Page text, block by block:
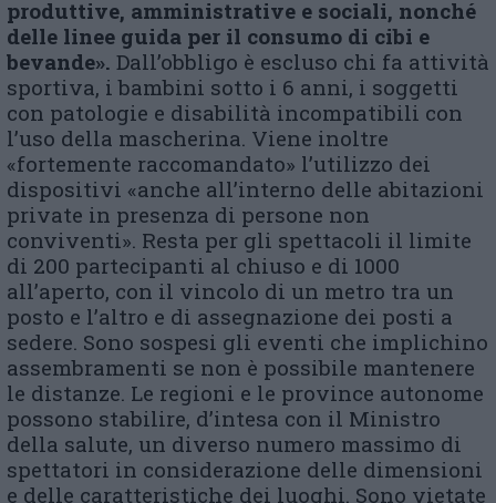
produttive, amministrative e sociali, nonché
delle linee guida per il consumo di cibi e
bevande». Dall’obbligo è escluso chi fa attività
sportiva, i bambini sotto i 6 anni, i soggetti
con patologie e disabilità incompatibili con
l’uso della mascherina. Viene inoltre
«fortemente raccomandato» l’utilizzo dei
dispositivi «anche all’interno delle abitazioni
private in presenza di persone non
conviventi». Resta per gli spettacoli il limite
di 200 partecipanti al chiuso e di 1000
all’aperto, con il vincolo di un metro tra un
posto e l’altro e di assegnazione dei posti a
sedere. Sono sospesi gli eventi che implichino
assembramenti se non è possibile mantenere
le distanze. Le regioni e le province autonome
possono stabilire, d’intesa con il Ministro
della salute, un diverso numero massimo di
spettatori in considerazione delle dimensioni
e delle caratteristiche dei luoghi. Sono vietate